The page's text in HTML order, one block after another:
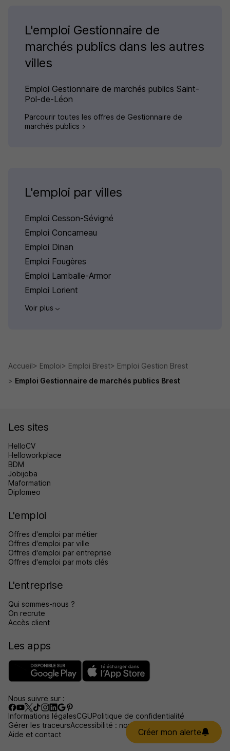
Créer mon alerte
L'emploi Gestionnaire de
marchés publics dans les autres
villes
Emploi Gestionnaire de marchés publics Saint-
Pol-de-Léon
Parcourir toutes les offres de Gestionnaire de
marchés publics
L'emploi par villes
Emploi Cesson-Sévigné
Emploi Concarneau
Emploi Dinan
Emploi Fougères
Emploi Lamballe-Armor
Emploi Lorient
Voir plus
Accueil Emploi Emploi Brest
Emploi Gestion Brest
Emploi Gestionnaire de marchés publics Brest
Les sites
HelloCV
Helloworkplace
BDM
Jobijoba
Maformation
Diplomeo
L'emploi
Offres d'emploi par métier
Offres d'emploi par ville
Offres d'emploi par entreprise
Offres d'emploi par mots clés
L'entreprise
Qui sommes-nous ?
On recrute
Accès client
Les apps
Nous suivre sur :
Informations légalesCGUPolitique de confidentialité
Gérer les traceursAccessibilité : non conforme
Aide et contact